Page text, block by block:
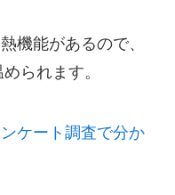
機能があるので、
られます。
ケート調査で分か